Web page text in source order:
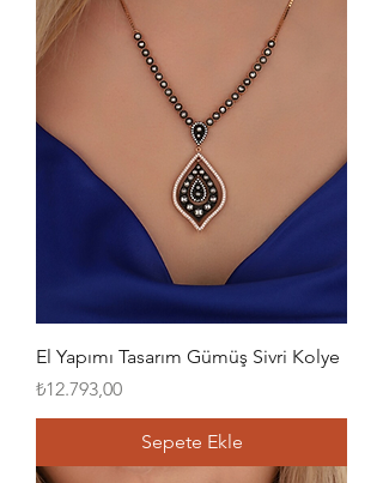
El Yapımı Tasarım Gümüş Sivri Kolye
Fiyat
₺12.793,00
Sepete Ekle